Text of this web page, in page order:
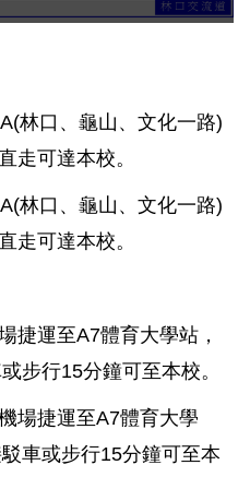
林口、龜山、文化一路)
走可達本校。
林口、龜山、文化一路)
走可達本校。
捷運至A7體育大學站，
步行15分鐘可至本校。
場捷運至A7體育大學
車或步行15分鐘可至本